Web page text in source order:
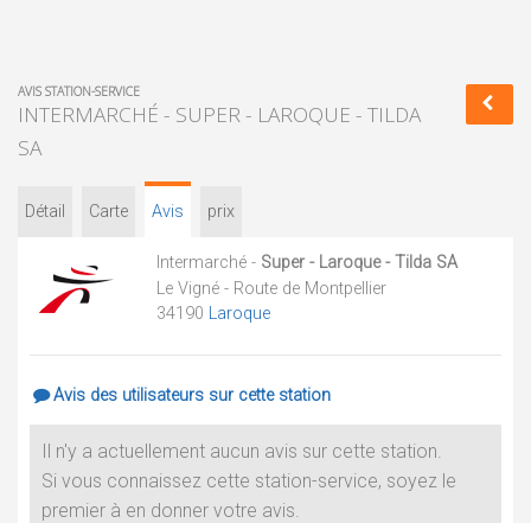
AVIS STATION-SERVICE
INTERMARCHÉ - SUPER - LAROQUE - TILDA
SA
Détail Carte Avis prix
Intermarché - Super - Laroque - Tilda SA
Le Vigné - Route de Montpellier
34190 Laroque
Avis des utilisateurs sur cette station
Il n'y a actuellement aucun avis sur cette station.
Si vous connaissez cette station-service, soyez le
premier à en donner votre avis.